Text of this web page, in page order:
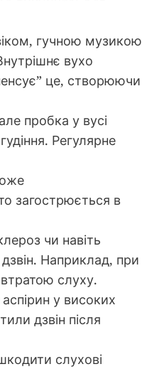
гучною музикою
вухо
це, створюючи
пробка у вусі
Регулярне
загострюється в
чи навіть
Наприклад, при
слуху.
у високих
дзвін після
слухові